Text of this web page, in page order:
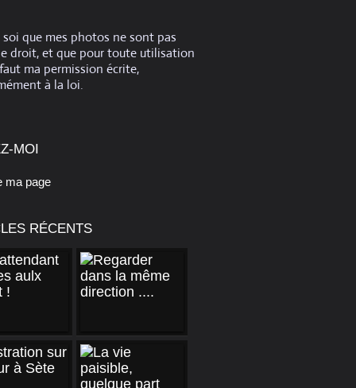
soi que mes photos ne sont pas
droit, et que pour toute utilisation
ma permission écrite,
à la loi.
MOI
ma page
RÉCENTS